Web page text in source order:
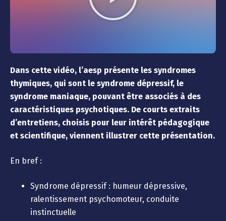
Dans cette vidéo, l’aesp présente les syndromes
thymiques, qui sont le syndrome dépressif, le
syndrome maniaque, pouvant être associés à des
caractéristiques psychotiques. De courts extraits
d’entretiens, choisis pour leur intérêt pédagogique
et scientifique, viennent illustrer cette présentation.
En bref :
Syndrome dépressif : humeur dépressive,
ralentissement psychomoteur, conduite
instinctuelle